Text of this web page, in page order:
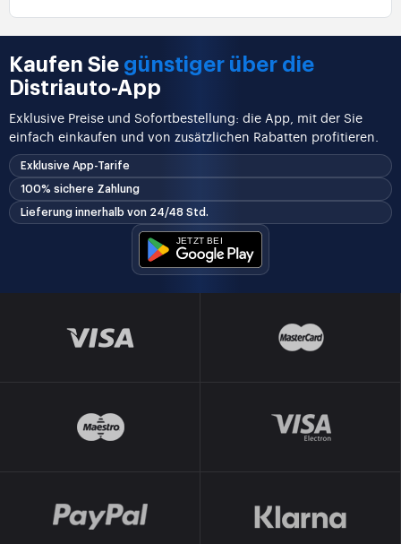
Kaufen Sie günstiger über die
Distriauto-App
Exklusive Preise und Sofortbestellung: die App, mit der Sie
einfach einkaufen und von zusätzlichen Rabatten profitieren.
Exklusive App-Tarife
100% sichere Zahlung
Lieferung innerhalb von 24/48 Std.